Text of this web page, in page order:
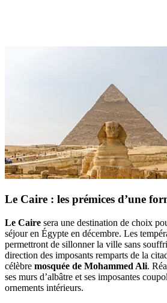
Le Caire : les prémices d’une
Le Caire sera une destination de choix
séjour en Égypte en décembre. Les
permettront de sillonner la ville sans
direction des imposants remparts de la
célèbre mosquée de Mohammed Ali.
ses murs d’albâtre et ses imposantes
ornements intérieurs.